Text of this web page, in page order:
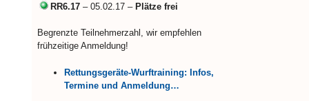
RR6.17 – 05.02.17 –Plätze frei
Begrenzte Teilnehmerzahl, wir empfehlen
frühzeitige Anmeldung!
Rettungsgeräte-Wurftraining: Infos,
Termine und Anmeldung…